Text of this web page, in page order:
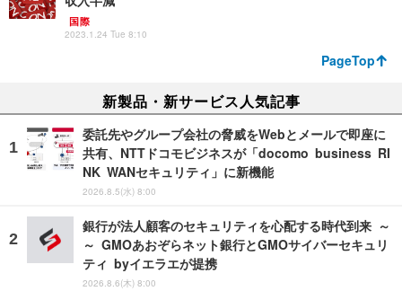
国際
2023.1.24 Tue 8:10
PageTop
新製品・新サービス人気記事
委託先やグループ会社の脅威をWebとメールで即座に
共有、NTTドコモビジネスが「docomo business RI
NK WANセキュリティ」に新機能
2026.8.5(水) 8:00
銀行が法人顧客のセキュリティを心配する時代到来 ～
～ GMOあおぞらネット銀行とGMOサイバーセキュリ
ティ byイエラエが提携
2026.8.6(木) 8:00